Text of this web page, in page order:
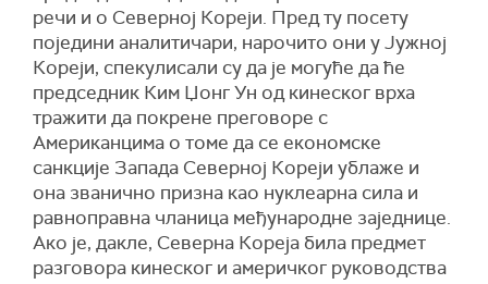
речи и о Северној Кореји. Пред ту посету
поједини аналитичари, нарочито они у Јужној
Кореји, спекулисали су да је могуће да ће
председник Ким Џонг Ун од кинеског врха
тражити да покрене преговоре с
Американцима о томе да се економске
санкције Запада Северној Кореји ублаже и
она званично призна као нуклеарна сила и
равноправна чланица међународне заједнице.
Ако је, дакле, Северна Кореја била предмет
разговора кинеског и америчког руководства